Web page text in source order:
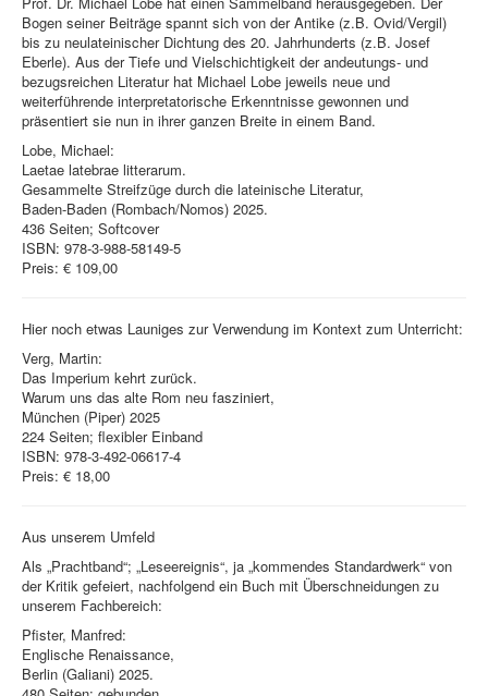
Bogen seiner Beiträge spannt sich von der Antike (z.B. Ovid/Vergil)
bis zu neulateinischer Dichtung des 20. Jahrhunderts (z.B. Josef
Eberle). Aus der Tiefe und Vielschichtigkeit der andeutungs- und
bezugsreichen Literatur hat Michael Lobe jeweils neue und
weiterführende interpretatorische Erkenntnisse gewonnen und
präsentiert sie nun in ihrer ganzen Breite in einem Band.
Lobe, Michael:
Laetae latebrae litterarum.
Gesammelte Streifzüge durch die lateinische Literatur,
Baden-Baden (Rombach/Nomos) 2025.
436 Seiten; Softcover
ISBN: 978-3-988-58149-5
Preis: € 109,00
Hier noch etwas Launiges zur Verwendung im Kontext zum Unterricht:
Verg, Martin:
Das Imperium kehrt zurück.
Warum uns das alte Rom neu fasziniert,
München (Piper) 2025
224 Seiten; flexibler Einband
ISBN: 978-3-492-06617-4
Preis: € 18,00
Aus unserem Umfeld
Als „Prachtband“; „Leseereignis“, ja „kommendes Standardwerk“ von
der Kritik gefeiert, nachfolgend ein Buch mit Überschneidungen zu
unserem Fachbereich:
Pfister, Manfred:
Englische Renaissance,
Berlin (Galiani) 2025.